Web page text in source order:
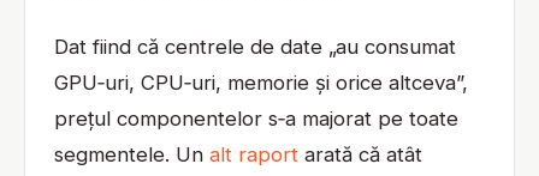
Dat fiind că centrele de date „au consumat
GPU‑uri, CPU‑uri, memorie și orice altceva”,
prețul componentelor s‑a majorat pe toate
segmentele. Un alt raport arată că atât